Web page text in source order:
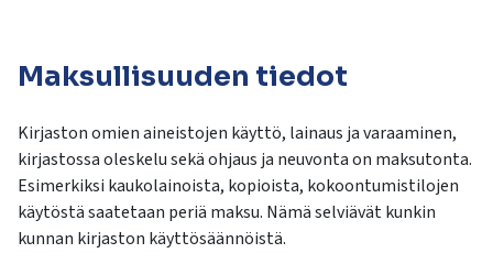
Maksullisuuden tiedot
Kirjaston omien aineistojen käyttö, lainaus ja varaaminen,
kirjastossa oleskelu sekä ohjaus ja neuvonta on maksutonta.
Esimerkiksi kaukolainoista, kopioista, kokoontumistilojen
käytöstä saatetaan periä maksu. Nämä selviävät kunkin
kunnan kirjaston käyttösäännöistä.